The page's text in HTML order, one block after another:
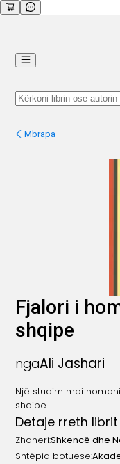
Mbrapa
Fjalori i
shqipe
ngaAli Jashari
Një studim mbi
shqipe.
Detaje rreth librit
Zhaneri:Shkencë dhe
Shtëpia botuese: